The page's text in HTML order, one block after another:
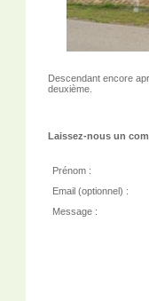
Descendant encore
deuxième.
Laissez-nous un
Prénom :
Email (optionnel) :
Message :